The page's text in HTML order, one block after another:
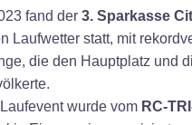
fand der 3. Sparkasse
Laufwetter statt, mit
die den Hauptplatz und
wurde vom RC-